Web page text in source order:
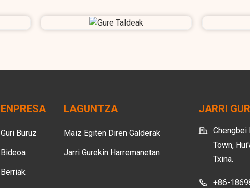
ENPRESA
Guri Buruz
Bideoa
Berriak
LAGUNTZA
Maiz Egiten Diren Galderak
Jarri Gurekin Harremanetan
JARRI
Chengbei
Town,
Txina.
+86-